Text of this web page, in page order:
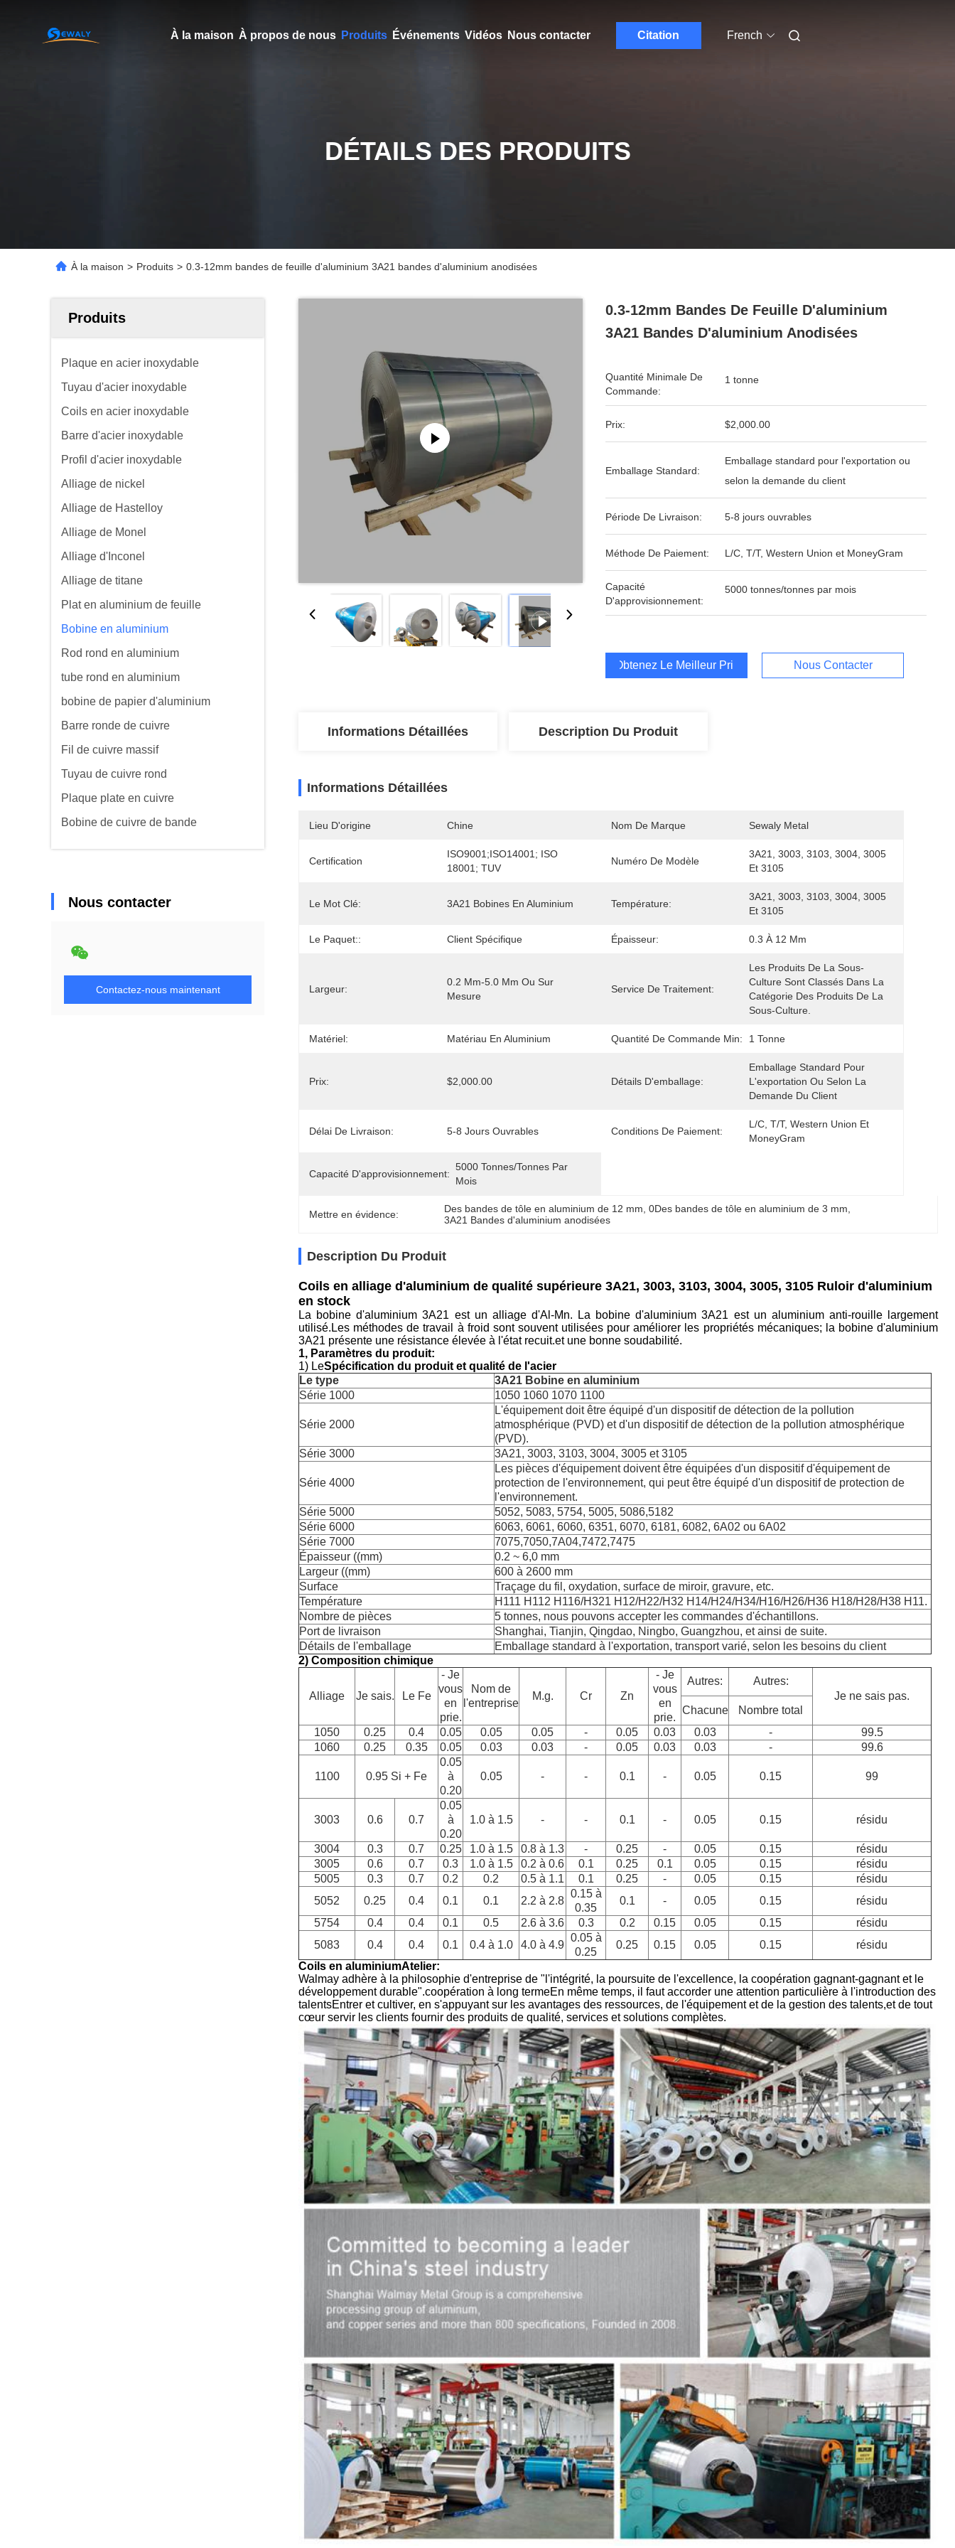
À la maison À propos de nous Produits Événements Vidéos Nous contacter Citation French
DÉTAILS DES PRODUITS
À la maison > Produits > 0.3-12mm bandes de feuille d'aluminium 3A21 bandes d'aluminium anodisées
Produits
Plaque en acier inoxydable
Tuyau d'acier inoxydable
Coils en acier inoxydable
Barre d'acier inoxydable
Profil d'acier inoxydable
Alliage de nickel
Alliage de Hastelloy
Alliage de Monel
Alliage d'Inconel
Alliage de titane
Plat en aluminium de feuille
Bobine en aluminium
Rod rond en aluminium
tube rond en aluminium
bobine de papier d'aluminium
Barre ronde de cuivre
Fil de cuivre massif
Tuyau de cuivre rond
Plaque plate en cuivre
Bobine de cuivre de bande
Nous contacter
Contactez-nous maintenant
0.3-12mm Bandes De Feuille D'aluminium
3A21 Bandes D'aluminium Anodisées
Quantité Minimale De
Commande:
1 tonne
Prix: $2,000.00
Emballage Standard:
Emballage standard pour l'exportation ou
selon la demande du client
Période De Livraison: 5-8 jours ouvrables
Méthode De Paiement: L/C, T/T, Western Union et MoneyGram
Capacité
D'approvisionnement:
5000 tonnes/tonnes par mois
Obtenez Le Meilleur Prix Nous Contacter
Informations Détaillées Description Du Produit
Informations Détaillées
Lieu D'origine Chine Nom De Marque Sewaly Metal
Certification
ISO9001;ISO14001; ISO
18001; TUV
Numéro De Modèle
3A21, 3003, 3103, 3004, 3005
Et 3105
Le Mot Clé: 3A21 Bobines En Aluminium Température:
3A21, 3003, 3103, 3004, 3005
Et 3105
Le Paquet:: Client Spécifique Épaisseur: 0.3 À 12 Mm
Largeur:
0.2 Mm-5.0 Mm Ou Sur
Mesure
Service De Traitement:
Les Produits De La Sous-
Culture Sont Classés Dans La
Catégorie Des Produits De La
Sous-Culture.
Matériel: Matériau En Aluminium Quantité De Commande Min: 1 Tonne
Prix: $2,000.00 Détails D'emballage:
Emballage Standard Pour
L'exportation Ou Selon La
Demande Du Client
Délai De Livraison: 5-8 Jours Ouvrables Conditions De Paiement:
L/C, T/T, Western Union Et
MoneyGram
Capacité D'approvisionnement:
5000 Tonnes/tonnes Par
Mois
Mettre en évidence: Des bandes de tôle en aluminium de 12 mm 0Des bandes de tôle en aluminium de 3 mm
3A21 Bandes d'aluminium anodisées
Description Du Produit
Coils en alliage d'aluminium de qualité supérieure 3A21, 3003, 3103, 3004, 3005, 3105 Ruloir d'aluminium
en stock
La bobine d'aluminium 3A21 est un alliage d'Al-Mn. La bobine d'aluminium 3A21 est un aluminium anti-rouille largement
utilisé.Les méthodes de travail à froid sont souvent utilisées pour améliorer les propriétés mécaniques; la bobine d'aluminium
3A21 présente une résistance élevée à l'état recuit.et une bonne soudabilité.
1, Paramètres du produit:
1) LeSpécification du produit et qualité de l'acier
Le type
3A21 Bobine en aluminium
Série 1000
1050 1060 1070 1100
Série 2000
L'équipement doit être équipé d'un dispositif de détection de la pollution
atmosphérique (PVD) et d'un dispositif de détection de la pollution atmosphérique
(PVD).
Série 3000
3A21, 3003, 3103, 3004, 3005 et 3105
Série 4000
Les pièces d'équipement doivent être équipées d'un dispositif d'équipement de
protection de l'environnement, qui peut être équipé d'un dispositif de protection de
l'environnement.
Série 5000
5052, 5083, 5754, 5005, 5086,5182
Série 6000
6063, 6061, 6060, 6351, 6070, 6181, 6082, 6A02 ou 6A02
Série 7000
7075,7050,7A04,7472,7475
Épaisseur ((mm)
0.2 ~ 6,0 mm
Largeur ((mm)
600 à 2600 mm
Surface
Traçage du fil, oxydation, surface de miroir, gravure, etc.
Température
H111 H112 H116/H321 H12/H22/H32 H14/H24/H34/H16/H26/H36 H18/H28/H38 H11.
Nombre de pièces
5 tonnes, nous pouvons accepter les commandes d'échantillons.
Port de livraison
Shanghai, Tianjin, Qingdao, Ningbo, Guangzhou, et ainsi de suite.
Détails de l'emballage
Emballage standard à l'exportation, transport varié, selon les besoins du client
2) Composition chimique
Alliage Je sais. Le Fe
- Je
vous
en
prie.
Nom de
l'entreprise
M.g. Cr Zn
- Je
vous
en
prie.
Autres:
Autres:
Je ne sais pas.
Chacune
Nombre total
1050
0.25 0.4 0.05 0.05 0.05 - 0.05 0.03 0.03 -
99.5
1060
0.25 0.35 0.05 0.03 0.03 - 0.05 0.03 0.03 - 99.6
1100 0.95 Si + Fe
0.05
à
0.20
0.05 - - 0.1 - 0.05 0.15 99
3003 0.6 0.7
0.05
à
0.20
1.0 à 1.5 - - 0.1 - 0.05 0.15 résidu
3004 0.3 0.7 0.25 1.0 à 1.5 0.8 à 1.3 - 0.25 - 0.05 0.15
résidu
3005
0.6 0.7 0.3 1.0 à 1.5 0.2 à 0.6 0.1 0.25 0.1 0.05 0.15
résidu
5005
0.3 0.7 0.2 0.2 0.5 à 1.1 0.1 0.25 - 0.05 0.15
résidu
5052
0.25 0.4 0.1 0.1 2.2 à 2.8
0.15 à
0.35
0.1 - 0.05 0.15
résidu
5754
0.4 0.4 0.1 0.5 2.6 à 3.6 0.3 0.2 0.15 0.05 0.15
résidu
5083
0.4 0.4 0.1 0.4 à 1.0 4.0 à 4.9
0.05 à
0.25
0.25 0.15 0.05 0.15
résidu
Coils en aluminiumAtelier:
Walmay adhère à la philosophie d'entreprise de "l'intégrité, la poursuite de l'excellence, la coopération gagnant-gagnant et le
développement durable".coopération à long termeEn même temps, il faut accorder une attention particulière à l'introduction des
talentsEntrer et cultiver, en s'appuyant sur les avantages des ressources, de l'équipement et de la gestion des talents,et de tout
cœur servir les clients fournir des produits de qualité, services et solutions complètes.